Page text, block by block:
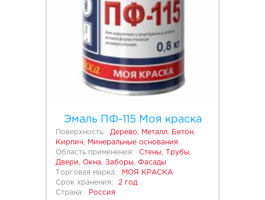
Эмаль ПФ-115 Моя краска
Поверхность:
Дерево, Металл, Бетон,
Кирпич, Минеральные основания
Область применения:
Стены, Трубы,
Двери, Окна, Заборы, Фасады
Торговая марка:
МОЯ КРАСКА
Срок хранения:
2 год
Страна:
Россия